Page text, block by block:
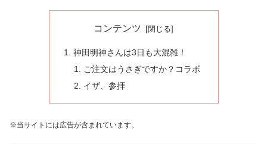
コンテンツ
神田明神さんは3日も大混雑！
ご注文はうさぎですか？コラボ
イザ、参拝
※当サイトには広告が含まれています。